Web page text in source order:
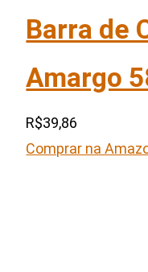
Barra de
Amargo
R$39,86
Comprar na